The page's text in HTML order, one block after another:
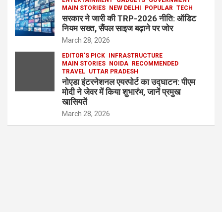
MAIN STORIES
NEW DELHI POPULAR TECH
सरकार ने जारी की TRP-2026 नीति: ऑडिट
नियम सख्त, सैंपल साइज बढ़ाने पर जोर
March 28, 2026
EDITOR'S PICK
INFRASTRUCTURE
MAIN STORIES
NOIDA
RECOMMENDED
TRAVEL UTTAR PRADESH
नोएडा इंटरनेशनल एयरपोर्ट का उद्घाटन: पीएम
मोदी ने जेवर में किया शुभारंभ, जानें प्रमुख
खासियतें
March 28, 2026